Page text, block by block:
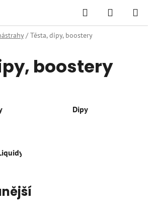
Hledat
KOŠÍK
/ Těsta, dipy, boostery
boostery
Dipy